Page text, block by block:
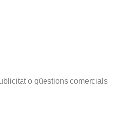
o qüestions comercials